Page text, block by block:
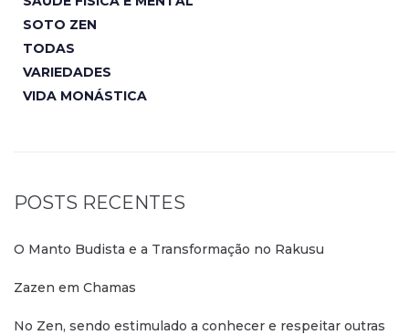
SOTO ZEN
TODAS
VARIEDADES
VIDA MONÁSTICA
POSTS RECENTES
O Manto Budista e a Transformação no Rakusu
Zazen em Chamas
No Zen, sendo estimulado a conhecer e respeitar outras